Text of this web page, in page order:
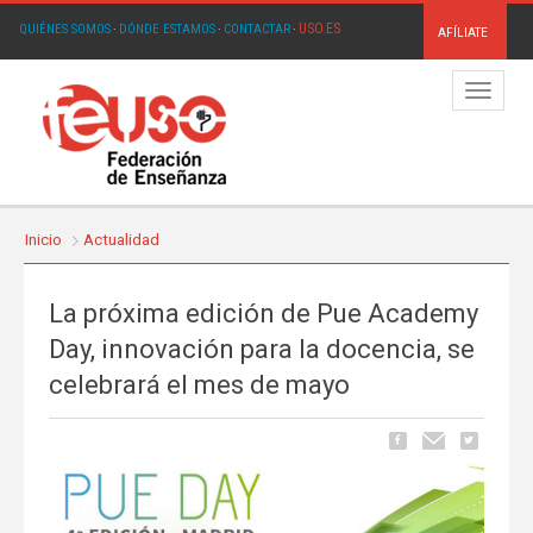
QUIÉNES SOMOS· DÓNDE ESTAMOS· CONTACTAR· USO.ES AFÍLIATE
Menú
Inicio Actualidad
La próxima edición de Pue Academy
Day, innovación para la docencia, se
celebrará el mes de mayo